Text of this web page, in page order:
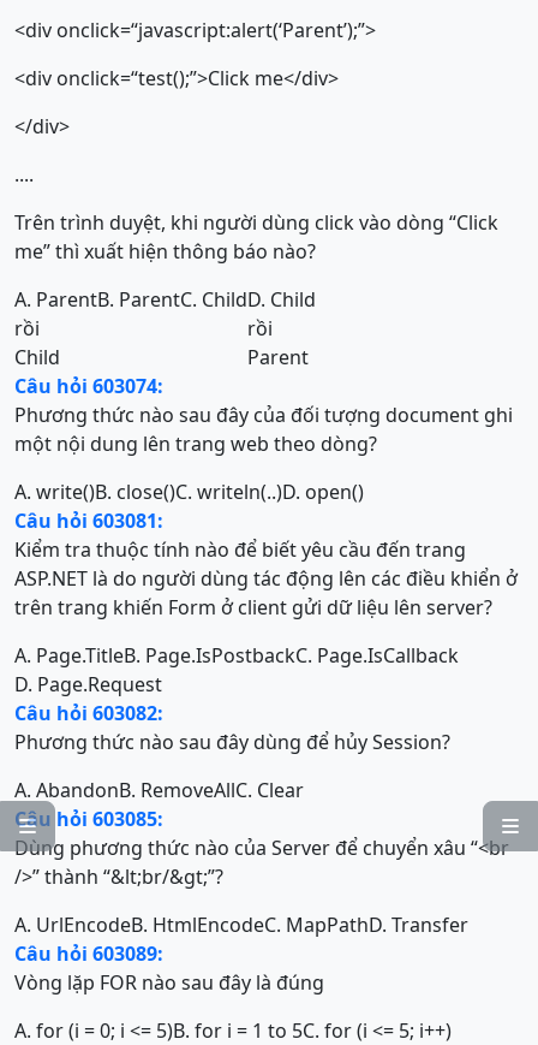


<div onclick=“javascript:alert(‘Parent’);”>
<div onclick=“test();”>Click me</div>
</div>
....
Trên trình duyệt, khi người dùng click vào dòng “Click
me” thì xuất hiện thông báo nào?
A. Parent
rồi
Child
B. ParentC. ChildD. Child
rồi
Parent
Câu hỏi 603074:
Phương thức nào sau đây của đối tượng document ghi
một nội dung lên trang web theo dòng?
A. write()B. close()C. writeln(..)D. open()
Câu hỏi 603081:
Kiểm tra thuộc tính nào để biết yêu cầu đến trang
ASP.NET là do người dùng tác động lên các điều khiển ở
trên trang khiến Form ở client gửi dữ liệu lên server?
A. Page.TitleB. Page.IsPostbackC. Page.IsCallback
D. Page.Request
Câu hỏi 603082:
Phương thức nào sau đây dùng để hủy Session?
A. AbandonB. RemoveAllC. Clear
Câu hỏi 603085:
Dùng phương thức nào của Server để chuyển xâu “<br
/>” thành “&lt;br/&gt;”?
A. UrlEncodeB. HtmlEncodeC. MapPathD. Transfer
Câu hỏi 603089:
Vòng lặp FOR nào sau đây là đúng
A. for (i = 0; i <= 5)B. for i = 1 to 5C. for (i <= 5; i++)